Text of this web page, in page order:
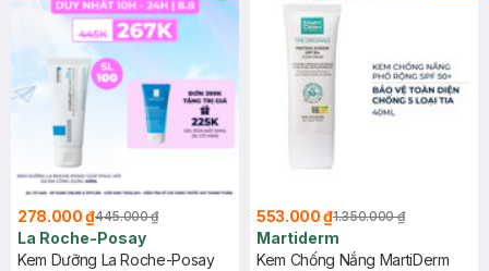
278.000 ₫445.000 ₫
La Roche-Posay
Kem Dưỡng La Roche-Posay
553.000 ₫1.350.000 ₫
Martiderm
Kem Chống Nắng MartiDerm